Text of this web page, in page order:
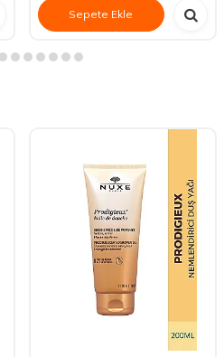
Sepete Ekle